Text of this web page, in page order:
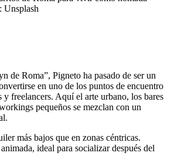
Unsplash
de Roma”, Pigneto ha pasado de ser un
en uno de los puntos de encuentro
y freelancers. Aquí el arte urbano, los bares
pequeños se mezclan con un
más bajos que en zonas céntricas.
ideal para socializar después del